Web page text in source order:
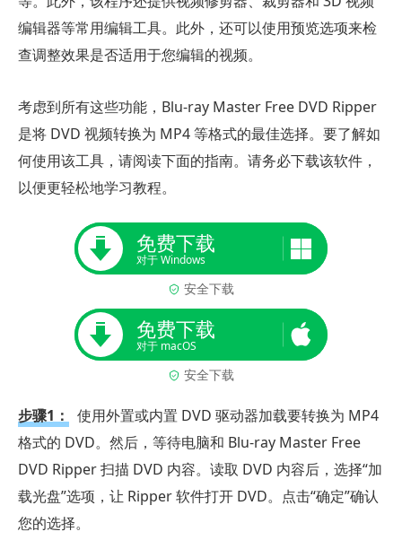
编辑器等常用编辑工具。此外，还可以使用预览选项来检
查调整效果是否适用于您编辑的视频。
考虑到所有这些功能，Blu-ray Master Free DVD Ripper
是将 DVD 视频转换为 MP4 等格式的最佳选择。要了解如
何使用该工具，请阅读下面的指南。请务必下载该软件，
以便更轻松地学习教程。
免费下载
对于 Windows
安全下载
免费下载
对于 macOS
安全下载
步骤1：
使用外置或内置 DVD 驱动器加载要转换为 MP4
格式的 DVD。然后，等待电脑和 Blu-ray Master Free
DVD Ripper 扫描 DVD 内容。读取 DVD 内容后，选择“加
载光盘”选项，让 Ripper 软件打开 DVD。点击“确定”确认
您的选择。